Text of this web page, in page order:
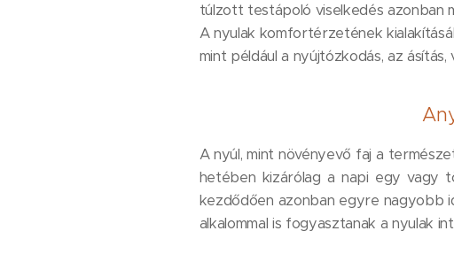
túlzott testápoló viselkedés azonban
A nyulak komfortérzetének
mint például a nyújtózkodás, az
A nyúl, mint növényevő faj a
hetében kizárólag a napi egy vagy
kezdődően azonban egyre nagyobb
alkalommal is fogyasztanak a nyulak